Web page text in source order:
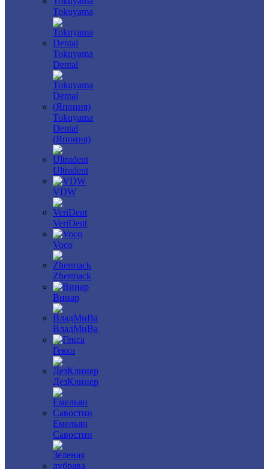
Tokuyama
Tokuyama
Dental
Tokuyama
Dental
(Япония)
Ultradent
VDW
VeriDent
Voco
Zhermack
Винар
ВладМиВа
Гекса
ДезКлинер
Емельян
Савостин